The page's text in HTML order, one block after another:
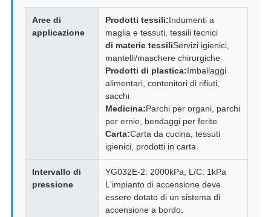
Aree di
applicazione
Prodotti tessili:Indumenti a
maglia e tessuti, tessili tecnici
di materie tessiliServizi igienici,
mantelli/maschere chirurgiche
Prodotti di plastica:Imballaggi
alimentari, contenitori di rifiuti,
sacchi
Medicina:Parchi per organi, parchi
per ernie, bendaggi per ferite
Carta:Carta da cucina, tessuti
igienici, prodotti in carta
Intervallo di
pressione
YG032E-2: 2000kPa, L/C: 1kPa
L'impianto di accensione deve
essere dotato di un sistema di
accensione a bordo.